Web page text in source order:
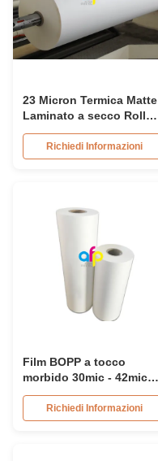
23 Micron Termica Matte
Laminato a secco Roll
EVA Colla Rivestimento
Eco-friendly
Richiedi Informazioni
Film BOPP a tocco
morbido 30mic - 42mic
Matt Lamination Roll
Richiedi Informazioni